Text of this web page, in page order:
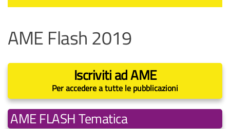
AME Flash 2019
Iscriviti ad AME
Per accedere a tutte le pubblicazioni
AME FLASH Tematica